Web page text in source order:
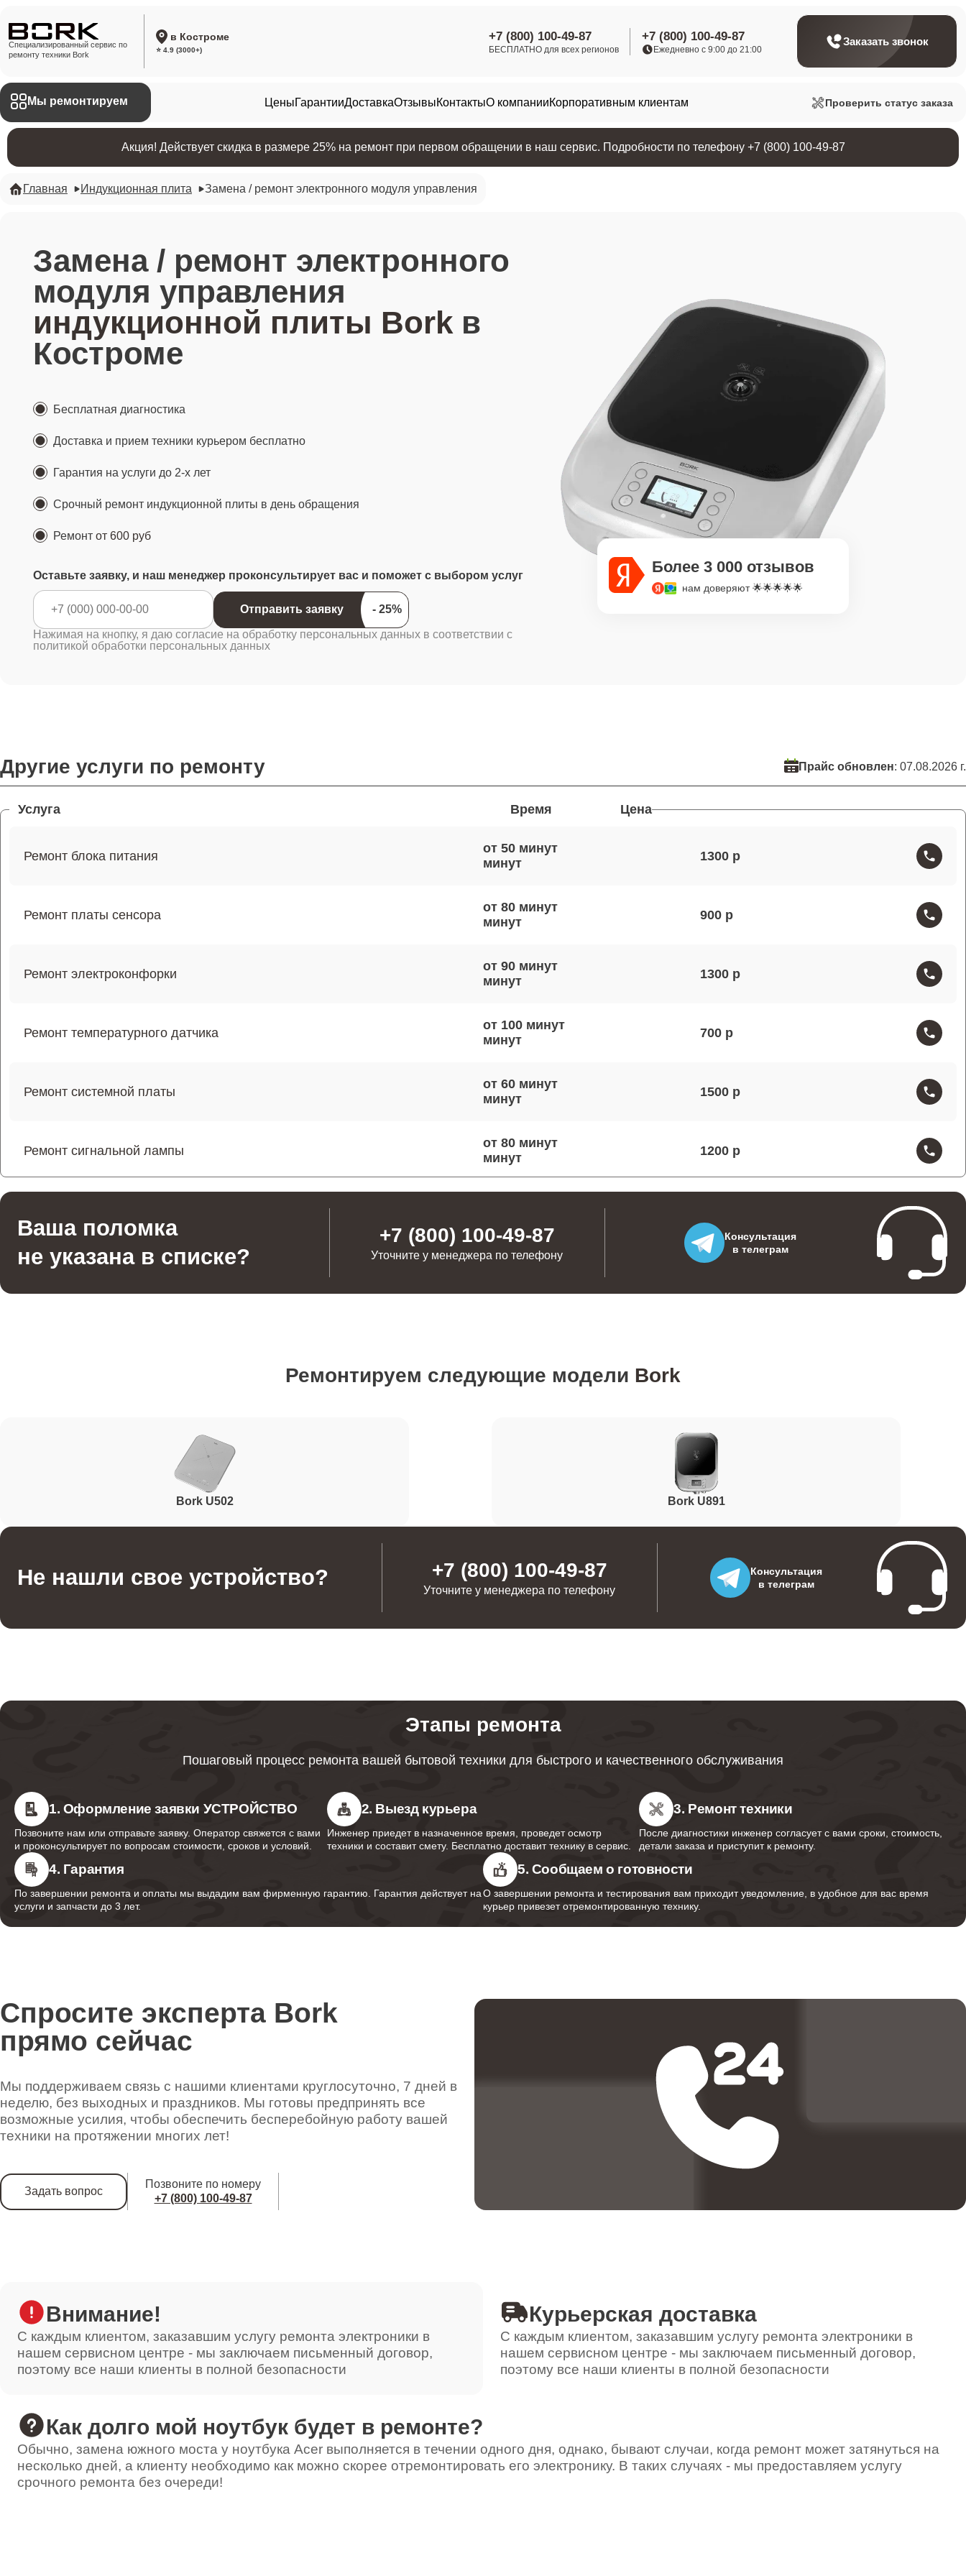
Специализированный сервис по
ремонту техники Bork
в Костроме
⭐ 4.9 (3000+)
+7 (800) 100-49-87
БЕСПЛАТНО для всех регионов
+7 (800) 100-49-87
Ежедневно с 9:00 до 21:00
Заказать звонок
Мы ремонтируем ЦеныГарантииДоставкаОтзывыКонтактыО компанииКорпоративным клиентам Проверить статус заказа
Акция! Действует скидка в размере 25% на ремонт при первом обращении в наш сервис. Подробности по телефону +7 (800) 100-49-87
Главная Индукционная плита Замена / ремонт электронного модуля управления
Замена / ремонт электронного
модуля управления
индукционной плиты Bork в
Костроме
Бесплатная диагностика
Доставка и прием техники курьером бесплатно
Гарантия на услуги до 2-х лет
Срочный ремонт индукционной плиты в день обращения
Ремонт от 600 руб
Оставьте заявку, и наш менеджер проконсультирует вас и поможет с выбором услуг
Отправить заявку
Нажимая на кнопку, я даю согласие на обработку персональных данных в соответствии с
политикой обработки персональных данных
Более 3 000 отзывов
нам доверяют 🌟🌟🌟🌟🌟
Другие услуги по ремонту Прайс обновлен: 07.08.2026 г.
Услуга Время Цена
Ремонт блока питания
от 50 минут
1300
Ремонт платы сенсора
от 80 минут
900
Ремонт электроконфорки
от 90 минут
1300
Ремонт температурного датчика
от 100 минут
700
Ремонт системной платы
от 60 минут
1500
Ремонт сигнальной лампы
от 80 минут
1200
Ремонт регулятора режимов конфорки
от 60 минут
Ремонт / ремонт электронного модуля управления
от 60 минут
1100
1400
700
от 70 минут
Прошивка / разблокировка
Установка / подключение / демонтаж
от 40 минут
Ваша поломка
не указана в списке?
+7 (800) 100-49-87
Уточните у менеджера по телефону
Консультация
в телеграм
Ремонтируем следующие модели Bork
Bork U502 Bork U891
Не нашли свое устройство? +7 (800) 100-49-87
Уточните у менеджера по телефону
Консультация
в телеграм
Этапы ремонта
Пошаговый процесс ремонта вашей бытовой техники для быстрого и качественного обслуживания
1. Оформление заявки УСТРОЙСТВО
Позвоните нам или отправьте заявку. Оператор свяжется с вами
и проконсультирует по вопросам стоимости, сроков и условий.
2. Выезд курьера
Инженер приедет в назначенное время, проведет осмотр
техники и составит смету. Бесплатно доставит технику в сервис.
3. Ремонт техники
После диагностики инженер согласует с вами сроки, стоимость,
детали заказа и приступит к ремонту.
4. Гарантия
По завершении ремонта и оплаты мы выдадим вам фирменную гарантию. Гарантия действует на
услуги и запчасти до 3 лет.
5. Сообщаем о готовности
О завершении ремонта и тестирования вам приходит уведомление, в удобное для вас время
курьер привезет отремонтированную технику.
Спросите эксперта Bork
прямо сейчас
Мы поддерживаем связь с нашими клиентами круглосуточно, 7 дней в
неделю, без выходных и праздников. Мы готовы предпринять все
возможные усилия, чтобы обеспечить бесперебойную работу вашей
техники на протяжении многих лет!
Задать вопрос
Позвоните по номеру
+7 (800) 100-49-87
Внимание!
С каждым клиентом, заказавшим услугу ремонта электроники в
нашем сервисном центре - мы заключаем письменный договор,
поэтому все наши клиенты в полной безопасности
Курьерская доставка
С каждым клиентом, заказавшим услугу ремонта электроники в
нашем сервисном центре - мы заключаем письменный договор,
поэтому все наши клиенты в полной безопасности
Как долго мой ноутбук будет в ремонте?
Обычно, замена южного моста у ноутбука Acer выполняется в течении одного дня, однако, бывают случаи, когда ремонт может затянуться на
несколько дней, а клиенту необходимо как можно скорее отремонтировать его электронику. В таких случаях - мы предоставляем услугу
срочного ремонта без очереди!